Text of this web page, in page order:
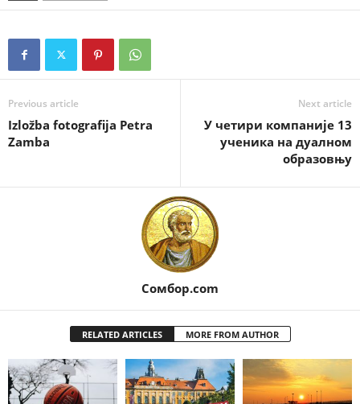
Previous article
Izložba fotografija Petra
Zamba
Next article
У четири компаније 13
ученика на дуалном
образовњу
Сомбор.com
RELATED ARTICLES MORE FROM AUTHOR